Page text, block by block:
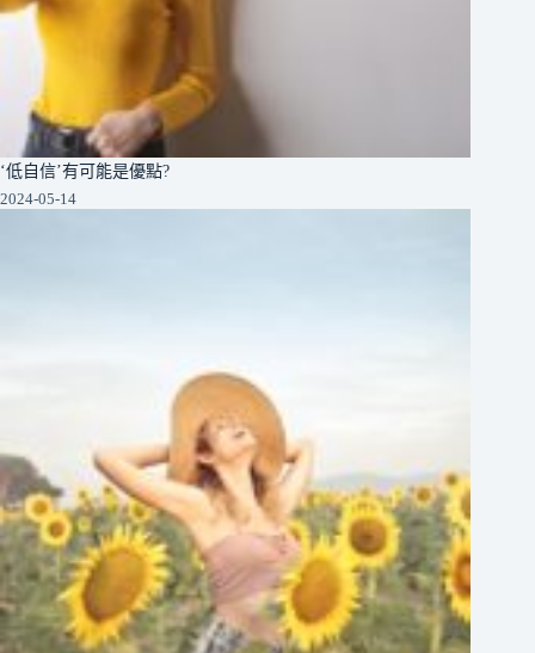
‘低自信’有可能是優點?
2024-05-14